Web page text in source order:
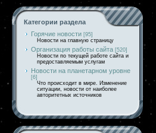
Категории раздела
Горячие новости [95]
Новости на главную страницу
Организация работы сайта [520]
Новости по текущей работе сайта и
предоставляемым услугам
Новости на планетарном уровне
[6]
Что происходит в мире. Изменение
ситуации, новости от наиболее
авторитетных источников